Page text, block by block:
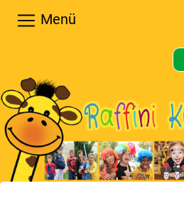
Home
Hochzeiten,
Privatfeier
Firmenfeier
Menü